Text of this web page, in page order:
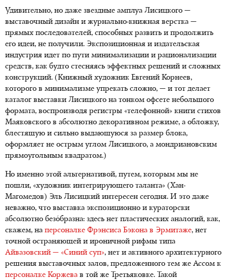
Удивительно, но даже звездные амплуа Лисицкого —
выставочный дизайн и журнально-книжная верстка —
прямых последователей, способных развить и продолжить
его идеи, не получили. Экспозиционная и издательская
индустрия идет по пути минимализации и рационализации
средств, как будто стесняясь эффектных решений и сложных
конструкций. (Книжный художник Евгений Корнеев,
которого в минимализме упрекать сложно, — и тот делает
каталог выставки Лисицкого на тонком офсете небольшого
формата, воспроизводя регистры «телефонной» книги стихов
Маяковского в абсолютно декоративном режиме, а обложку,
блестящую и сильно выдающуюся за размер блока,
оформляет не острым углом Лисицкого, а мондриановским
прямоугольным квадратом.)
Но именно этой альтернативой, путем, которым мы не
пошли, «художник интегрирующего таланта» (Хан-
Магомедов) Эль Лисицкий интересен сегодня. И это даже
неважно, что выставка экспозиционно и кураторски
абсолютно безóбразна: здесь нет пластических аналогий, как,
скажем, на персоналке Фрэнсиса Бэкона в Эрмитаже, нет
точной остраняющей и ироничной рифмы типа
Айвазовский — «Синий суп», нет и активного архитектурного
решения выставочных залов, предложенного тем же Ассом к
персоналке Коржева в той же Третьяковке. Такой